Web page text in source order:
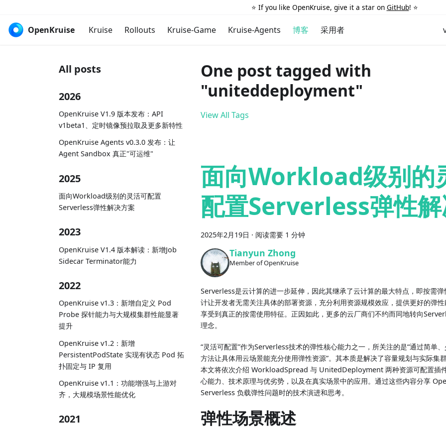
⭐️ If you like OpenKruise, give it a star on GitHub! ⭐️
OpenKruise Kruise Rollouts Kruise-Game Kruise-Agents 博客 采用者
All posts
2026
OpenKruise V1.9 版本发布：API
v1beta1、定时镜像预拉取及更多新特性
OpenKruise Agents v0.3.0 发布：让
Agent Sandbox 真正"可运维"
2025
面向Workload级别的灵活可配置
Serverless弹性解决方案
2023
OpenKruise V1.4 版本解读：新增Job
Sidecar Terminator能力
2022
OpenKruise v1.3：新增自定义 Pod
Probe 探针能力与大规模集群性能显著
提升
OpenKruise v1.2：新增
PersistentPodState 实现有状态 Pod 拓
扑固定与 IP 复用
OpenKruise v1.1：功能增强与上游对
齐，大规模场景性能优化
2021
One post tagged with
"uniteddeployment"
View All Tags
面向Workload级别的
配置Serverless弹性
2025年2月19日 · 阅读需要 1 分钟
Tianyun Zhong
Member of OpenKruise
Serverless是云计算的进一步延伸，因此其继承了云计算的最大特点，即按需
计让开发者无需关注具体的部署资源，充分利用资源规模效应，提供更好的弹
享受到真正的按需使用特征。正因如此，更多的云厂商们不约而同地转向
理念。
“灵活可配置”作为Serverless技术的弹性核心能力之一，所关注的是“通过简单
方法让具体用云场景能充分使用弹性资源”。其本质是解决了容量规划与实际集
本文将依次介绍 WorkloadSpread 与 UnitedDeployment 两种资源可配置插
心能力、技术原理与优劣势，以及在真实场景中的应用。通过这些内容分享
Serverless 负载弹性问题时的技术演进和思考。
弹性场景概述